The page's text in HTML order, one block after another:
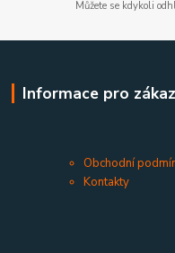
Můžete se kdykoli
Informace pro
Obchodní
Kontakty